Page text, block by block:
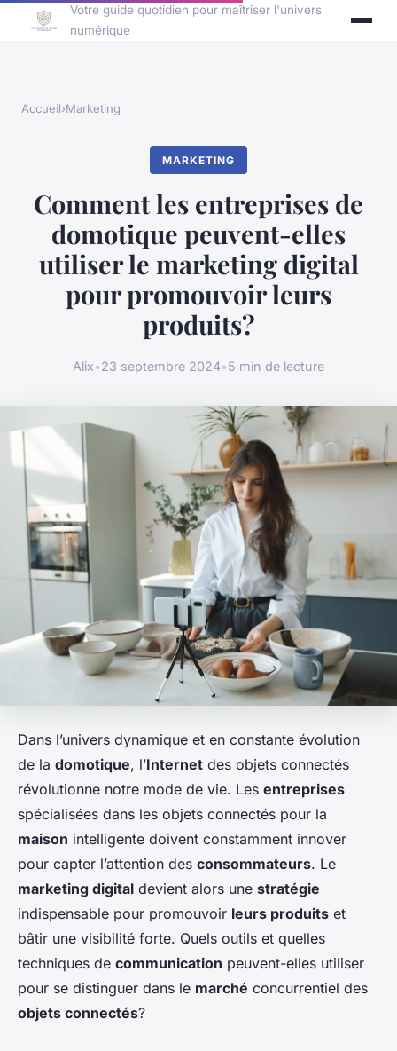
Votre guide quotidien pour maîtriser l'univers
numérique
Accueil›Marketing
MARKETING
Comment les entreprises de
domotique peuvent-elles
utiliser le marketing digital
pour promouvoir leurs
produits?
Alix•23 septembre 2024•5 min de lecture
Dans l’univers dynamique et en constante évolution
de la domotique, l’Internet des objets connectés
révolutionne notre mode de vie. Les entreprises
spécialisées dans les objets connectés pour la
maison intelligente doivent constamment innover
pour capter l’attention des consommateurs. Le
marketing digital devient alors une stratégie
indispensable pour promouvoir leurs produits et
bâtir une visibilité forte. Quels outils et quelles
techniques de communication peuvent-elles utiliser
pour se distinguer dans le marché concurrentiel des
objets connectés?